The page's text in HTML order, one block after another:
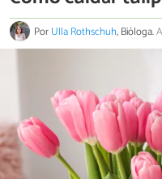
PorUlla Rothschuh, Bióloga.